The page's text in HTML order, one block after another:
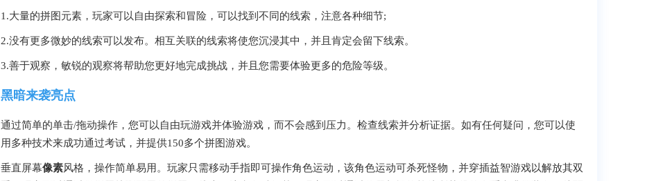
1.大量的拼图元素，玩家可以自由探索和冒险，可以找到不同的线索，注意各种细节;
2.没有更多微妙的线索可以发布。相互关联的线索将使您沉浸其中，并且肯定会留下线索。
3.善于观察，敏锐的观察将帮助您更好地完成挑战，并且您需要体验更多的危险等级。
黑暗来袭亮点
通过简单的单击/拖动操作，您可以自由玩游戏并体验游戏，而不会感到压力。检查线索并分析证据。如有任何疑问，您可以使
用多种技术来成功通过考试，并提供150多个拼图游戏。
垂直屏幕像素风格，操作简单易用。玩家只需移动手指即可操作角色运动，该角色运动可杀死怪物，并穿插益智游戏以解放其双